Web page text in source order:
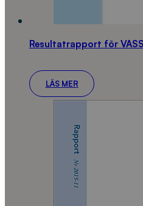
Resultatrapport för
LÄS MER